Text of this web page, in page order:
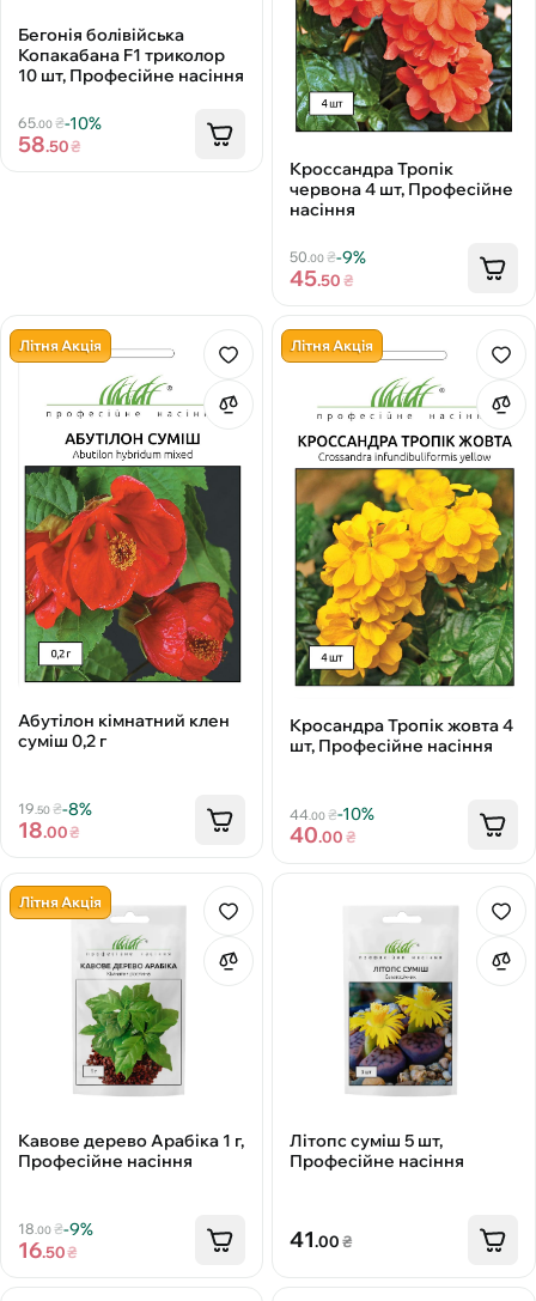
Бегонія болівійська
Копакабана F1 триколор
10 шт, Професійне насіння
65.00₴-10%
58.50₴
Кроссандра Тропік
червона 4 шт, Професійне
насіння
50.00 ₴-9%
45.50₴
Літня Акція
Абутілон кімнатний клен
суміш 0,2 г
19.50₴-8%
18.00₴
Літня Акція
Кросандра Тропік жовта 4
шт, Професійне насіння
44.00 ₴-10%
40.00₴
Літня Акція
Кавове дерево Арабіка 1 г,
Професійне насіння
18.00₴-9%
16.50₴
Літопс суміш 5 шт,
Професійне насіння
41.00₴